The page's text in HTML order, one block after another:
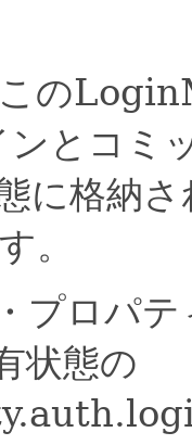
の
ンとコミ
に格納
。
プロパ
状態の